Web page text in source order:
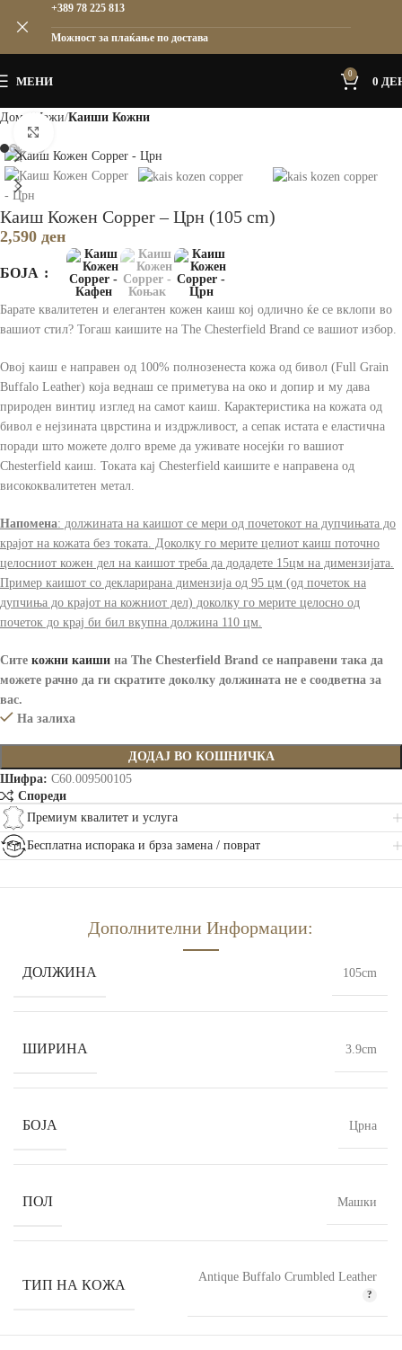
МЕНИ
0
0
Дома Мажи Каиши Кожни
Каиш Кожен Copper – Црн (105 cm)
2,590 ден
БОЈА
Барате квалитетен и елегантен кожен каиш кој одлично ќе се вклопи во
вашиот стил? Тогаш каишите на The Chesterfield Brand се вашиот избор.
Овој каиш е направен од 100% полнозенеста кожа од бивол (Full Grain
Buffalo Leather) која веднаш се приметува на око и допир и му дава
природен винтиџ изглед на самот каиш. Карактеристика на кожата од
бивол е нејзината цврстина и издржливост, а сепак истата е еластична
поради што можете долго време да уживате носејќи го вашиот
Chesterfield каиш. Токата кај Chesterfield каишите е направена од
висококвалитетен метал.
Напомена: должината на каишот се мери од почетокот на дупчињата до
крајот на кожата без токата. Доколку го мерите целиот каиш поточно
целосниот кожен дел на каишот треба да додадете 15цм на димензијата.
Пример каишот со декларирана димензија од 95 цм (од почеток на
дупчиња до крајот на кожниот дел) доколку го мерите целосно од
почеток до крај би бил вкупна должина 110 цм.
Сите кожни каиши на The Chesterfield Brand се направени така да
можете рачно да ги скратите доколку должината не е соодветна за
вас.
На залиха
ДОДАЈ ВО КОШНИЧКА
Шифра: C60.009500105
Спореди
Премиум квалитет и услуга
Бесплатна испорака и брза замена / поврат
Дополнителни Информации:
ДОЛЖИНА 105cm
ШИРИНА 3.9cm
БОЈА Црна
ПОЛ Машки
ТИП НА КОЖА Antique Buffalo Crumbled Leather
+389 78 225 813
Можност за плаќање по достава